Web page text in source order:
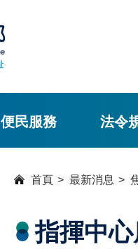
便民服務 法令
首頁 最新消息
指揮中